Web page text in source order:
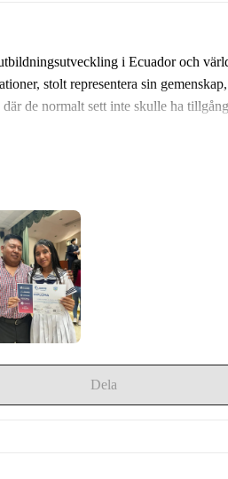
i Ecuador och
stolt representera sin
de normalt sett inte skulle ha
betyder något.
ledarskap, värderingar och social
och röst.
Dela